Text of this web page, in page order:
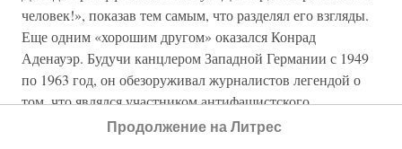
человек!», показав тем самым, что разделял его взгляды.
Еще одним «хорошим другом» оказался Конрад
Аденауэр. Будучи канцлером Западной Германии с 1949
по 1963 год, он обезоруживал журналистов легендой о
том, что являлся участником антифашистского
сопротивления. Аденауэр сказал в своем интервью
Продолжение на Литрес